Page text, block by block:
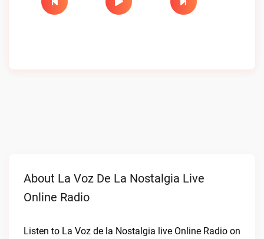
About La Voz De La Nostalgia Live
Online Radio
Listen to La Voz de la Nostalgia live Online Radio on